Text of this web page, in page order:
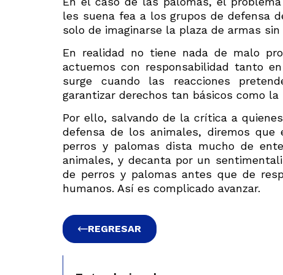
les suena fea a los grupos de defensa
solo de imaginarse la plaza de armas
En realidad no tiene nada de malo
actuemos con responsabilidad tanto
surge cuando las reacciones
garantizar derechos tan básicos como
Por ello, salvando de la crítica a
defensa de los animales, diremos
perros y palomas dista mucho de
animales, y decanta por un
de perros y palomas antes que de
humanos. Así es complicado avanzar.
REGRESAR